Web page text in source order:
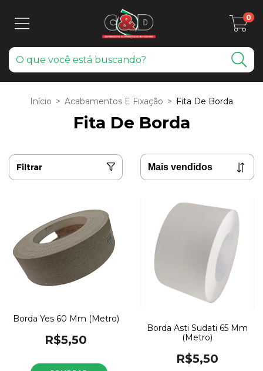
0
Início > Acabamentos E Fixação > Fita De Borda
Fita De Borda
Filtrar
Borda Yes 60 Mm (Metro)
R$5,50
Borda Asti Sudati 65 Mm
(Metro)
R$5,50